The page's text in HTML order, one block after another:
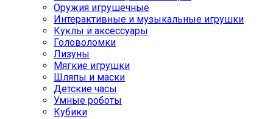
Оружия игрушечные
Интерактивные и музыкальные игрушки
Куклы и аксессуары
Головоломки
Лизуны
Мягкие игрушки
Шляпы и маски
Детские часы
Умные роботы
Кубики